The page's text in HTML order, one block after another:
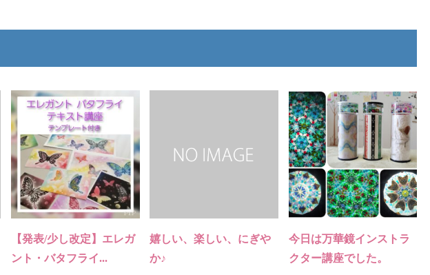
【発表/少し改定】エレガ
ント・バタフライ...
嬉しい、楽しい、にぎや
か♪
今日は万華鏡インストラ
クター講座でした。